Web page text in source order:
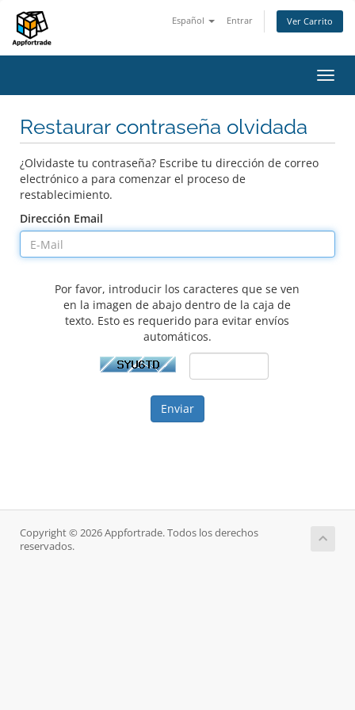
Español Entrar Ver Carrito
Restaurar contraseña olvidada
¿Olvidaste tu contraseña? Escribe tu dirección de correo
electrónico a para comenzar el proceso de
restablecimiento.
Dirección Email
Por favor, introducir los caracteres que se ven
en la imagen de abajo dentro de la caja de
texto. Esto es requerido para evitar envíos
automáticos.
Enviar
Copyright © 2026 Appfortrade. Todos los derechos
reservados.